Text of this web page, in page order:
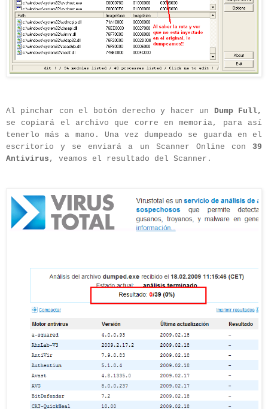
Al pinchar con el botón derecho y hacer un Dump Full,
se copiará el archivo que corre en memoria, para así
tenerlo más a mano. Una vez dumpeado se guarda en el
escritorio y se enviará a un Scanner Online con 39
Antivirus , veamos el resultado del Scanner.